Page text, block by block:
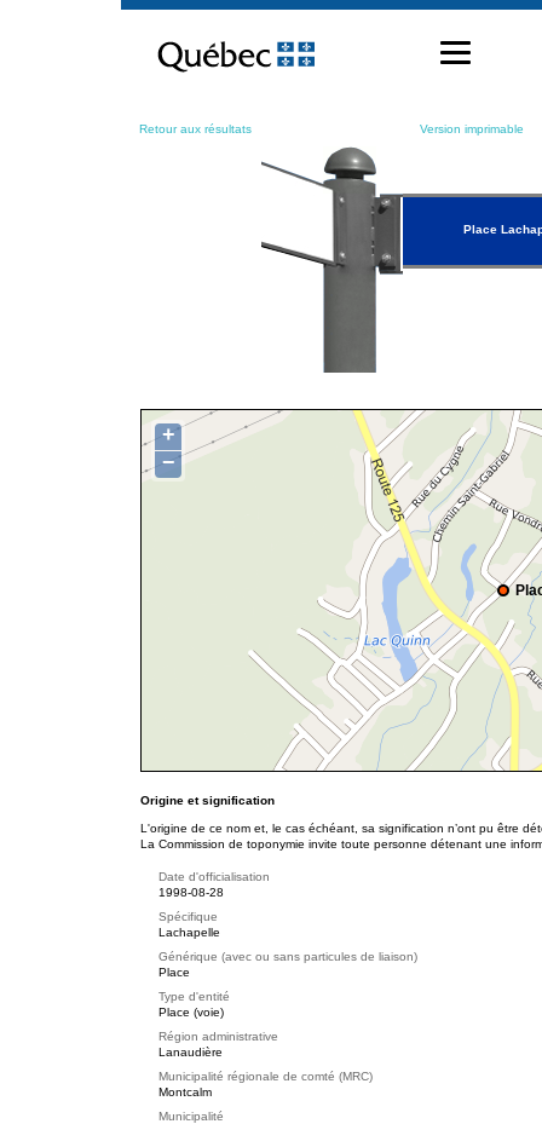
contenu
Retour aux résultats Version imprimable
Place
+
−
Origine et signification
L'origine de ce nom et, le cas échéant, sa signification n’ont pu être
La Commission de toponymie invite toute personne détenant une
Date d'officialisation
1998-08-28
Spécifique
Lachapelle
Générique (avec ou sans particules de liaison)
Place
Type d'entité
Place (voie)
Région administrative
Lanaudière
Municipalité régionale de comté (MRC)
Montcalm
Municipalité